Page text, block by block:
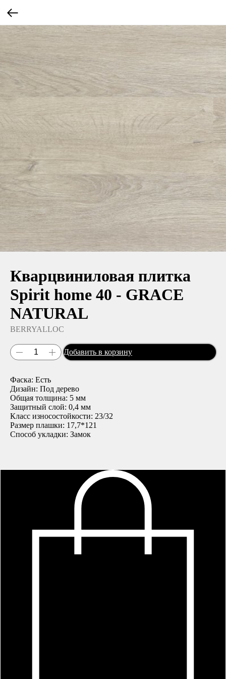
Кварцвиниловая плитка
Spirit home 40 - GRACE
NATURAL
BERRYALLOC
Добавить в корзину
Фаска: Есть
Дизайн: Под дерево
Общая толщина: 5 мм
Защитный слой: 0,4 мм
Класс износостойкости: 23/32
Размер плашки: 17,7*121
Способ укладки: Замок